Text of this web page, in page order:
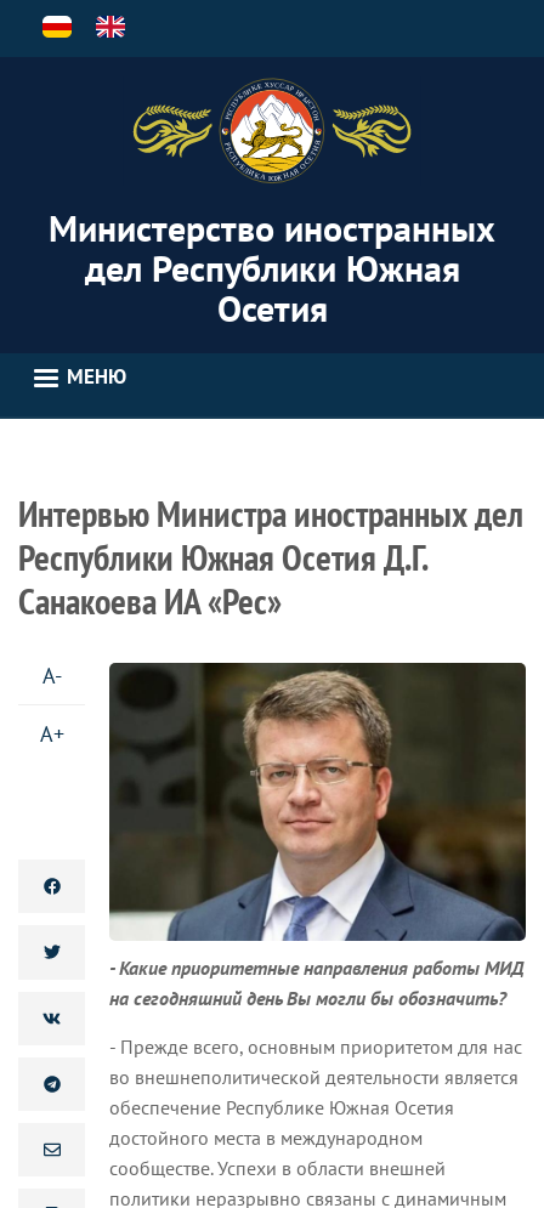
Перейти
Министерство иностранных
дел Республики Южная
Осетия
МЕНЮ
Интервью Министра иностранных дел
Республики Южная Осетия Д.Г.
Санакоева ИА «Рес»
A-
A+
- Какие приоритетные направления работы МИД
на сегодняшний день Вы могли бы обозначить?
- Прежде всего, основным приоритетом для нас
во внешнеполитической деятельности является
обеспечение Республике Южная Осетия
достойного места в международном
сообществе. Успехи в области внешней
политики неразрывно связаны с динамичным